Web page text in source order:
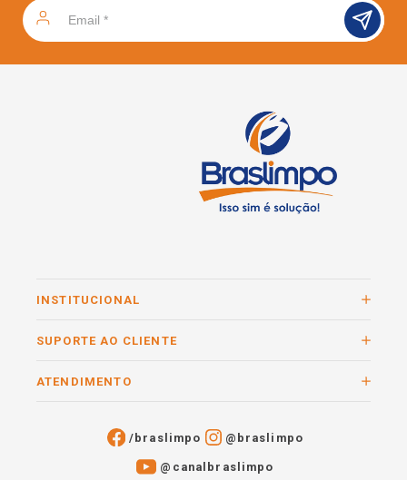
INSTITUCIONAL
SUPORTE AO CLIENTE
ATENDIMENTO
/braslimpo @braslimpo
@canalbraslimpo​